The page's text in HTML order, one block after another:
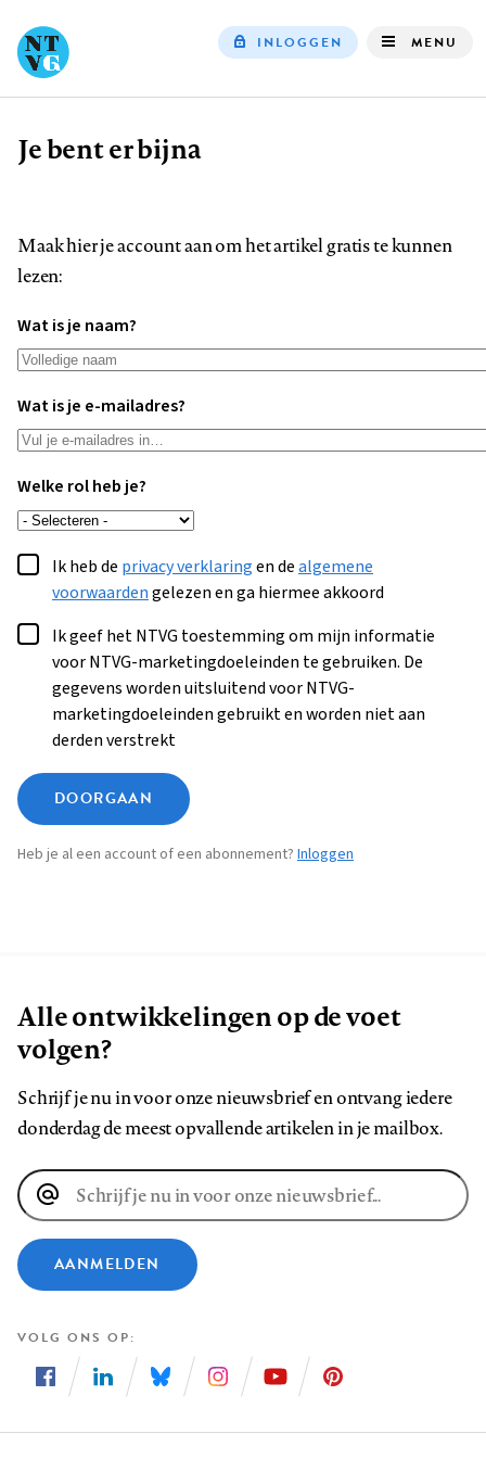
INLOGGEN MENU
Kruimelpad
Je bent er bijna
Maak hier je account aan om het artikel gratis te kunnen
lezen:
Wat is je naam?
Wat is je e-mailadres?
Welke rol heb je?
Ik heb de privacy verklaringen dealgemene
voorwaardengelezen en ga hiermee akkoord
Ik geef het NTVG toestemming om mijn informatie
voor NTVG-marketingdoeleinden te gebruiken. De
gegevens worden uitsluitend voor NTVG-
marketingdoeleinden gebruikt en worden niet aan
derden verstrekt
DOORGAAN
Heb je al een account of een abonnement? Inloggen
Alle ontwikkelingen op de voet
volgen?
Schrijf je nu in voor onze nieuwsbrief en ontvang iedere
donderdag de meest opvallende artikelen in je mailbox.
E-
mailadres
AANMELDEN
VOLG ONS OP
ons
ons
ons
ons
ons
ons